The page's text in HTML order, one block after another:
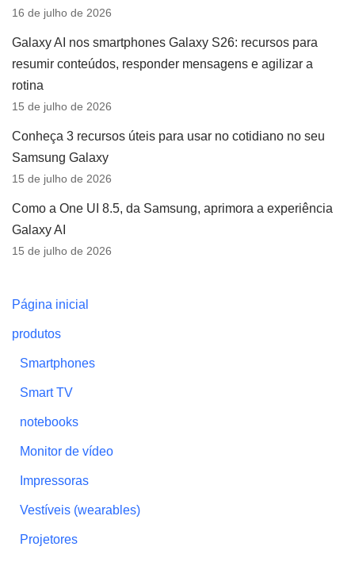
16 de julho de 2026
Galaxy AI nos smartphones Galaxy S26: recursos para
resumir conteúdos, responder mensagens e agilizar a
rotina
15 de julho de 2026
Conheça 3 recursos úteis para usar no cotidiano no seu
Samsung Galaxy
15 de julho de 2026
Como a One UI 8.5, da Samsung, aprimora a experiência
Galaxy AI
15 de julho de 2026
Página inicial
produtos
Smartphones
Smart TV
notebooks
Monitor de vídeo
Impressoras
Vestíveis (wearables)
Projetores